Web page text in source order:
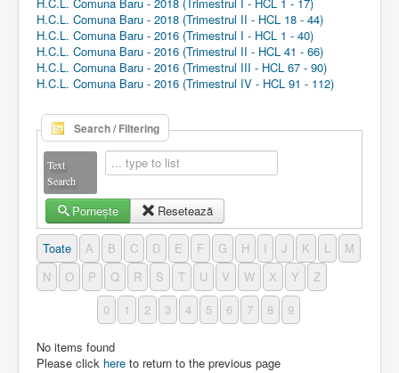
H.C.L. Comuna Baru - 2018 (Trimestrul I - HCL 1 - 17)
H.C.L. Comuna Baru - 2018 (Trimestrul II - HCL 18 - 44)
H.C.L. Comuna Baru - 2016 (Trimestrul I - HCL 1 - 40)
H.C.L. Comuna Baru - 2016 (Trimestrul II - HCL 41 - 66)
H.C.L. Comuna Baru - 2016 (Trimestrul III - HCL 67 - 90)
H.C.L. Comuna Baru - 2016 (Trimestrul IV - HCL 91 - 112)
Search / Filtering
Text
Search
Pornește Resetează
Toate A B C D E F G H I J K L
M
N
O P Q R S T U V W X Y
Z
0
1 2 3 4 5 6 7 8 9
No items found
Please click here to return to the previous page